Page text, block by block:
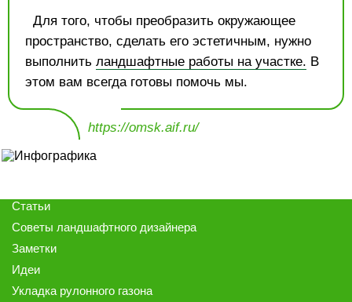
Для того, чтобы преобразить окружающее
пространство, сделать его эстетичным, нужно
выполнить ландшафтные работы на участке. В
этом вам всегда готовы помочь мы.
https://omsk.aif.ru/
Статьи
Советы ландшафтного дизайнера
Заметки
Идеи
Укладка рулонного газона